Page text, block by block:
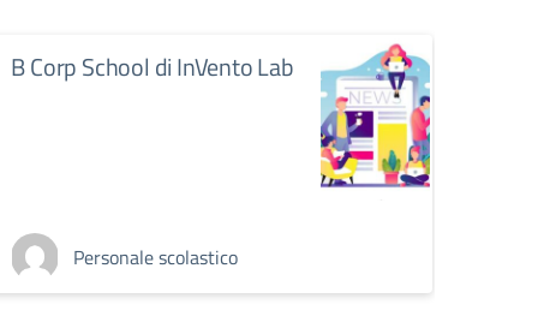
B Corp School di InVento Lab
Personale scolastico